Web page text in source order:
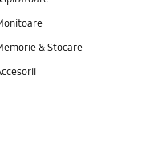
& Stocare